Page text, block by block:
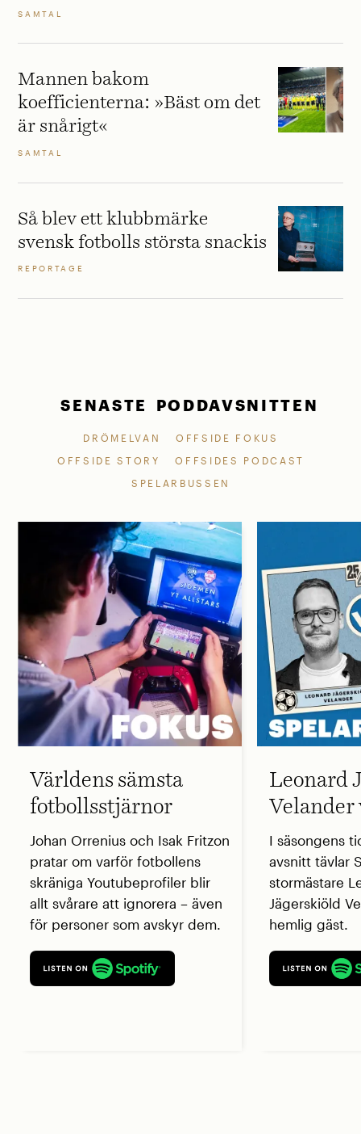
SAMTAL
Mannen bakom
koefficienterna: »Bäst om det
är snårigt«
SAMTAL
Så blev ett klubbmärke
svensk fotbolls största snackis
REPORTAGE
SENASTE PODDAVSNITTEN
DRÖMELVAN
OFFSIDE FOKUS
OFFSIDE STORY
OFFSIDES PODCAST
SPELARBUSSEN
Världens sämsta
fotbollsstjärnor
Johan Orrenius och Isak Fritzon
pratar om varför fotbollens
skräniga Youtubeprofiler blir
allt svårare att ignorera – även
för personer som avskyr dem.
Leonard
Velander
I säsongens
avsnitt tävlar
stormästare
Jägerskiöld
hemlig gäst.